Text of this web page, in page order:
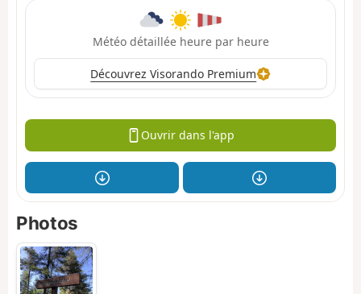
Météo détaillée heure par heure
Découvrez Visorando Premium
Ouvrir dans l'app
Photos